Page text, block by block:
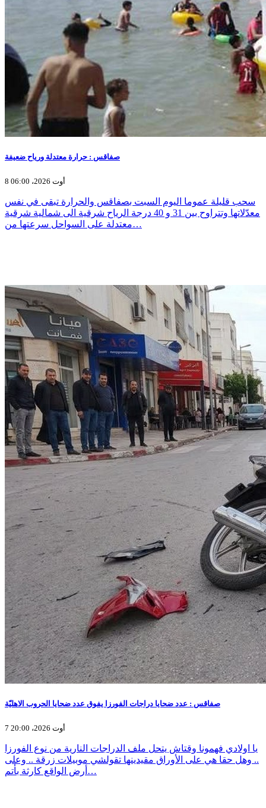
صفاقس : حرارة معتدلة ورياح ضعيفة
8 أوت 2026، 06:00
سحب قليلة عموما اليوم السبت بصفاقس والحرارة تبقى في نفس
معدّلاتها وتتراوح بين 31 و 40 درجة الرياح شرقية الى شمالية شرقية
معتدلة على السواحل سرعتها من…
صفاقس : عدد ضحايا دراجات الفورزا يفوق عدد ضحايا الحروب الاهليّة
7 أوت 2026، 20:00
يا اولادي فهمونا وقتاش يتحل ملف الدراجات النارية من نوع الفورزا
.. وهل حقا هي على الأوراق مقيدينها تقولشي موبيلات زرقة .. وعلى
أرض الواقع كارثة بأتم…